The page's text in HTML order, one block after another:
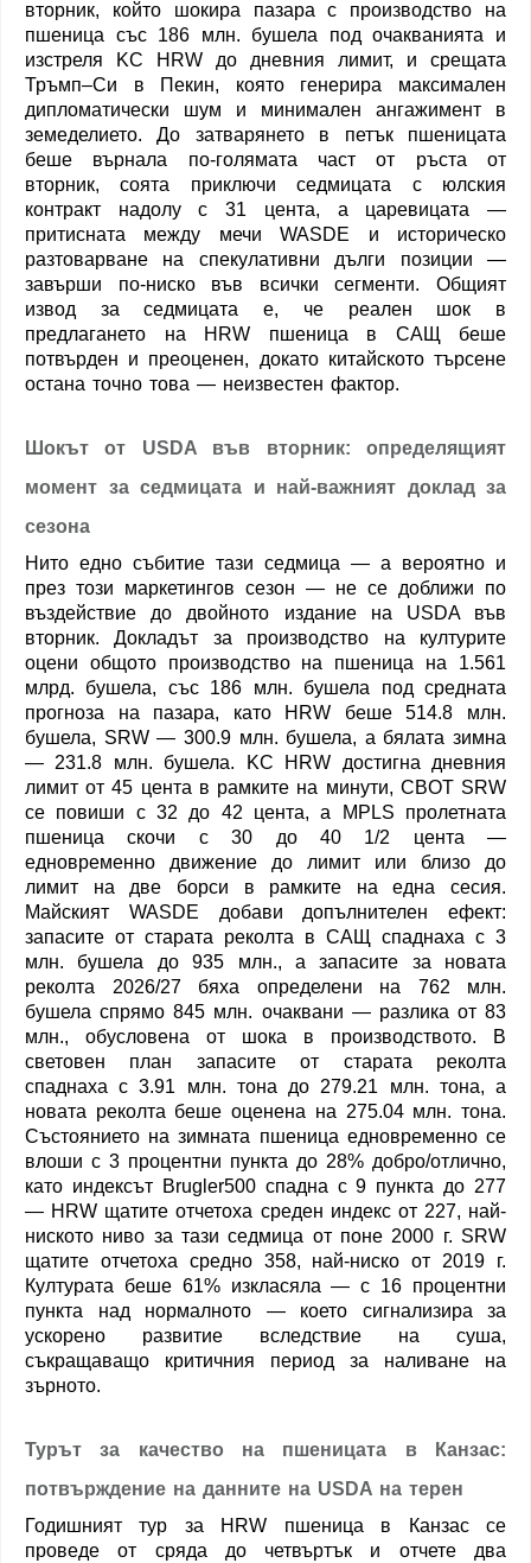
вторник, който шокира пазара с производство на
пшеница със 186 млн. бушела под очакванията и
изстреля KC HRW до дневния лимит, и срещата
Тръмп–Си в Пекин, която генерира максимален
дипломатически шум и минимален ангажимент в
земеделието. До затварянето в петък пшеницата
беше върнала по-голямата част от ръста от
вторник, соята приключи седмицата с юлския
контракт надолу с 31 цента, а царевицата —
притисната между мечи WASDE и историческо
разтоварване на спекулативни дълги позиции —
завърши по-ниско във всички сегменти. Общият
извод за седмицата е, че реален шок в
предлагането на HRW пшеница в САЩ беше
потвърден и преоценен, докато китайското търсене
остана точно това — неизвестен фактор.
Шокът от USDA във вторник: определящият
момент за седмицата и най-важният доклад за
сезона
Нито едно събитие тази седмица — а вероятно и
през този маркетингов сезон — не се доближи по
въздействие до двойното издание на USDA във
вторник. Докладът за производство на културите
оцени общото производство на пшеница на 1.561
млрд. бушела, със 186 млн. бушела под средната
прогноза на пазара, като HRW беше 514.8 млн.
бушела, SRW — 300.9 млн. бушела, а бялата зимна
— 231.8 млн. бушела. KC HRW достигна дневния
лимит от 45 цента в рамките на минути, CBOT SRW
се повиши с 32 до 42 цента, а MPLS пролетната
пшеница скочи с 30 до 40 1/2 цента —
едновременно движение до лимит или близо до
лимит на две борси в рамките на една сесия.
Майският WASDE добави допълнителен ефект:
запасите от старата реколта в САЩ спаднаха с 3
млн. бушела до 935 млн., а запасите за новата
реколта 2026/27 бяха определени на 762 млн.
бушела спрямо 845 млн. очаквани — разлика от 83
млн., обусловена от шока в производството. В
световен план запасите от старата реколта
спаднаха с 3.91 млн. тона до 279.21 млн. тона, а
новата реколта беше оценена на 275.04 млн. тона.
Състоянието на зимната пшеница едновременно се
влоши с 3 процентни пункта до 28% добро/отлично,
като индексът Brugler500 спадна с 9 пункта до 277
— HRW щатите отчетоха среден индекс от 227, най-
ниското ниво за тази седмица от поне 2000 г. SRW
щатите отчетоха средно 358, най-ниско от 2019 г.
Културата беше 61% изкласяла — с 16 процентни
пункта над нормалното — което сигнализира за
ускорено развитие вследствие на суша,
съкращаващо критичния период за наливане на
зърното.
Турът за качество на пшеницата в Канзас:
потвърждение на данните на USDA на терен
Годишният тур за HRW пшеница в Канзас се
проведе от сряда до четвъртък и отчете два